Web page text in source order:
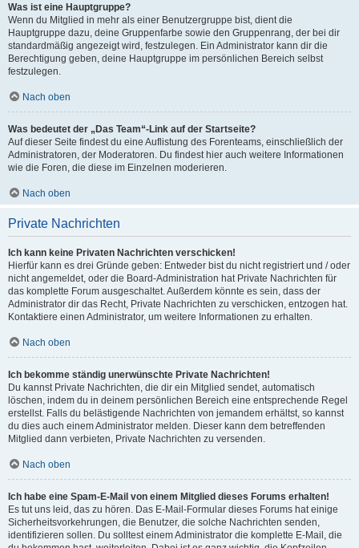
Was ist eine Hauptgruppe?
Wenn du Mitglied in mehr als einer Benutzergruppe bist, dient die
Hauptgruppe dazu, deine Gruppenfarbe sowie den Gruppenrang, der bei dir
standardmäßig angezeigt wird, festzulegen. Ein Administrator kann dir die
Berechtigung geben, deine Hauptgruppe im persönlichen Bereich selbst
festzulegen.
Nach oben
Was bedeutet der „Das Team“-Link auf der Startseite?
Auf dieser Seite findest du eine Auflistung des Forenteams, einschließlich der
Administratoren, der Moderatoren. Du findest hier auch weitere Informationen
wie die Foren, die diese im Einzelnen moderieren.
Nach oben
Private Nachrichten
Ich kann keine Privaten Nachrichten verschicken!
Hierfür kann es drei Gründe geben: Entweder bist du nicht registriert und / oder
nicht angemeldet, oder die Board-Administration hat Private Nachrichten für
das komplette Forum ausgeschaltet. Außerdem könnte es sein, dass der
Administrator dir das Recht, Private Nachrichten zu verschicken, entzogen hat.
Kontaktiere einen Administrator, um weitere Informationen zu erhalten.
Nach oben
Ich bekomme ständig unerwünschte Private Nachrichten!
Du kannst Private Nachrichten, die dir ein Mitglied sendet, automatisch
löschen, indem du in deinem persönlichen Bereich eine entsprechende Regel
erstellst. Falls du belästigende Nachrichten von jemandem erhältst, so kannst
du dies auch einem Administrator melden. Dieser kann dem betreffenden
Mitglied dann verbieten, Private Nachrichten zu versenden.
Nach oben
Ich habe eine Spam-E-Mail von einem Mitglied dieses Forums erhalten!
Es tut uns leid, das zu hören. Das E-Mail-Formular dieses Forums hat einige
Sicherheitsvorkehrungen, die Benutzer, die solche Nachrichten senden,
identifizieren sollen. Du solltest einem Administrator die komplette E-Mail, die